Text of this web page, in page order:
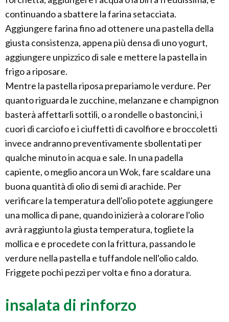
continuando a sbattere la farina setacciata.
Aggiungere farina fino ad ottenere una pastella della
giusta consistenza, appena più densa di uno yogurt,
aggiungere unpizzico di sale e mettere la pastella in
frigo a riposare.
Mentre la pastella riposa prepariamo le verdure. Per
quanto riguarda le zucchine, melanzane e champignon
basterà affettarli sottili, o a rondelle o bastoncini, i
cuori di carciofo e i ciuffetti di cavolfiore e broccoletti
invece andranno preventivamente sbollentati per
qualche minuto in acqua e sale. In una padella
capiente, o meglio ancora un Wok, fare scaldare una
buona quantità di olio di semi di arachide. Per
verificare la temperatura dell'olio potete aggiungere
una mollica di pane, quando inizierà a colorare l'olio
avrà raggiunto la giusta temperatura, togliete la
mollica e e procedete con la frittura, passando le
verdure nella pastella e tuffandole nell'olio caldo.
Friggete pochi pezzi per volta e fino a doratura.
insalata di rinforzo